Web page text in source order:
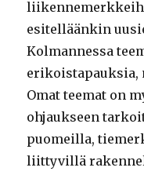
esitelläänkin
Kolmannessa
erikoistapauksia,
Omat teemat on
ohjaukseen
puomeilla,
liittyvillä